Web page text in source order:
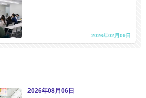
2026年02月09日
2026年08月06日